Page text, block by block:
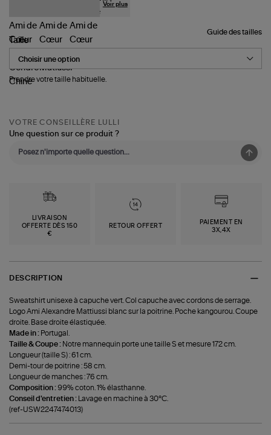
Voir plus
Guide des tailles
Taille
Prendre votre taille habituelle.
VOTRE CONSEILLÈRE LULLI
Une question sur ce produit ?
LIVRAISON
OFFERTE DÈS 150
€
RETOUR OFFERT
PAIEMENT EN
3X,4X
DESCRIPTION
Sweatshirt unisexe à capuche vert. Col capuche avec cordons de serrage.
Logo Ami Alexandre Mattiussi blanc sur la poitrine. Poche kangourou. Coupe
droite. Base droite élastiquée.
Made in : Portugal.
Taille & Coupe : Notre mannequin porte une taille S et mesure 172 cm.
Longueur (taille S) : 61 cm.
Demi-tour de poitrine : 58 cm.
Longueur de manches : 76 cm.
Composition : 99% coton. 1% élasthanne.
Conseil d'entretien :
Lavage en machine à 30°C.
(ref-USW2247474013)